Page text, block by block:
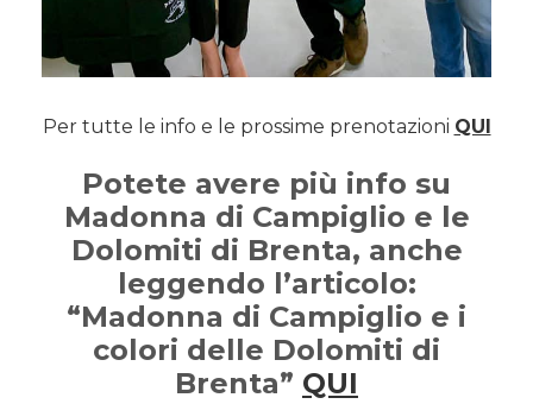
Per tutte le info e le prossime prenotazioni QUI
Potete avere più info su
Madonna di Campiglio e le
Dolomiti di Brenta, anche
leggendo l’articolo:
“Madonna di Campiglio e i
colori delle Dolomiti di
Brenta” QUI